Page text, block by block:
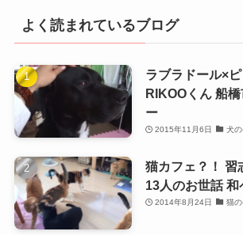
よく読まれているブログ
ラブラドール×
RIKOOくん 船
ー
2015年11月6日 犬
猫カフェ？！ 習
13人のお世話 和
2014年8月24日 猫